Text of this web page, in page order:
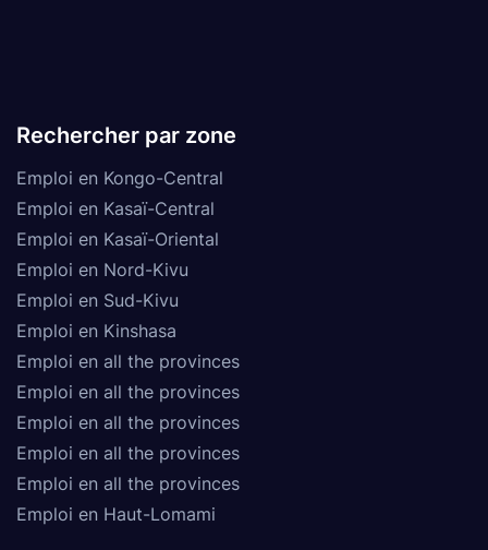
Rechercher par zone
Emploi en Kongo-Central
Emploi en Kasaï-Central
Emploi en Kasaï-Oriental
Emploi en Nord-Kivu
Emploi en Sud-Kivu
Emploi en Kinshasa
Emploi en all the provinces
Emploi en all the provinces
Emploi en all the provinces
Emploi en all the provinces
Emploi en all the provinces
Emploi en Haut-Lomami